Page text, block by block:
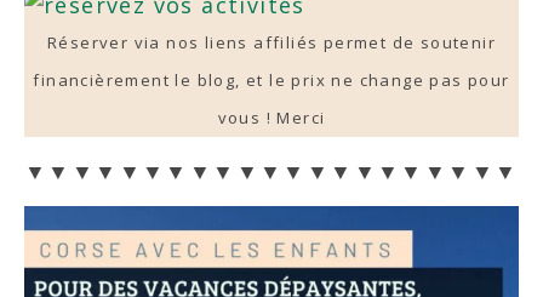
Réserver via nos liens affiliés permet de soutenir
financièrement le blog, et le prix ne change pas pour
vous ! Merci